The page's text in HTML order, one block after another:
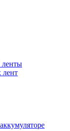
ленты